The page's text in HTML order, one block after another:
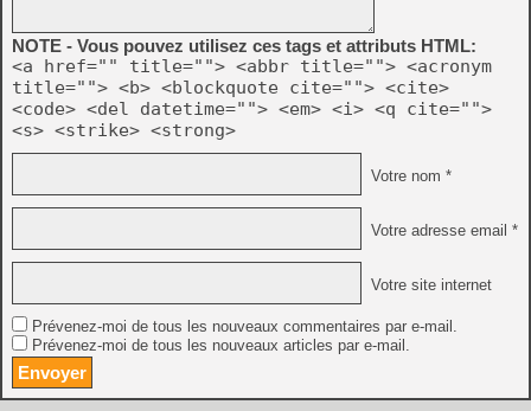
NOTE - Vous pouvez utilisez ces tags et attributs HTML:
<a href="" title=""> <abbr title=""> <acronym
title=""> <b> <blockquote cite=""> <cite>
<code> <del datetime=""> <em> <i> <q cite="">
<s> <strike> <strong>
Votre nom *
Votre adresse email *
Votre site internet
Prévenez-moi de tous les nouveaux commentaires par e-mail.
Prévenez-moi de tous les nouveaux articles par e-mail.